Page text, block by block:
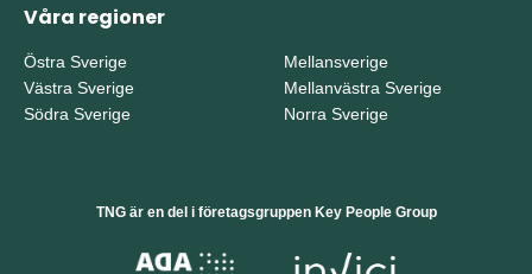
Våra regioner
Östra Sverige
Västra Sverige
Södra Sverige
Mellansverige
Mellanvästra Sverige
Norra Sverige
TNG är en del i företagsgruppen Key People Group